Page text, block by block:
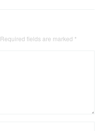
Required fields are marked *